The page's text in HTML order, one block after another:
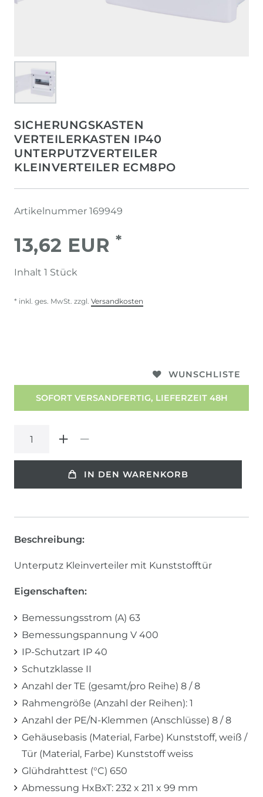
SICHERUNGSKASTEN
VERTEILERKASTEN IP40
UNTERPUTZVERTEILER
KLEINVERTEILER ECM8PO
Artikelnummer 169949
13,62 EUR *
Inhalt 1 Stück
* inkl. ges. MwSt. zzgl. Versandkosten
WUNSCHLISTE
SOFORT VERSANDFERTIG, LIEFERZEIT 48H
IN DEN WARENKORB
Beschreibung:
Unterputz Kleinverteiler mit Kunststofftür
Eigenschaften:
Bemessungsstrom (A) 63
Bemessungspannung V 400
IP-Schutzart IP 40
Schutzklasse II
Anzahl der TE (gesamt/pro Reihe) 8 / 8
Rahmengröße (Anzahl der Reihen): 1
Anzahl der PE/N-Klemmen (Anschlüsse) 8 / 8
Gehäusebasis (Material, Farbe) Kunststoff, weiß /
Tür (Material, Farbe) Kunststoff weiss
Glühdrahttest (°C) 650
Abmessung HxBxT: 232 x 211 x 99 mm